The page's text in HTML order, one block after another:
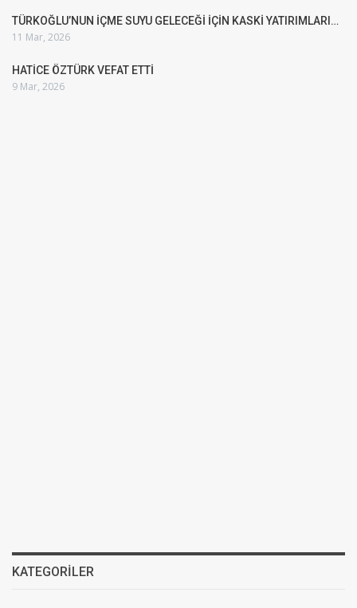
TÜRKOĞLU’NUN İÇME SUYU GELECEĞİ İÇİN KASKİ YATIRIMLARI…
11 Mar, 2026
HATİCE ÖZTÜRK VEFAT ETTİ
9 Mar, 2026
KATEGORILER